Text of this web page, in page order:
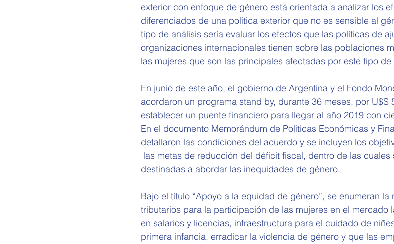
exterior con enfoque de género está orientada a analizar los
diferenciados de una política exterior que no es sensible al
tipo de análisis sería evaluar los efectos que las políticas de
organizaciones internacionales tienen sobre las poblaciones
las mujeres que son las principales afectadas por este tipo de
En junio de este año, el gobierno de Argentina y el Fondo
acordaron un programa stand by, durante 36 meses, por U$S
establecer un puente financiero para llegar al año 2019 con
En el documento Memorándum de Políticas Económicas y
detallaron las condiciones del acuerdo y se incluyen los
las metas de reducción del déficit fiscal, dentro de las cuales
destinadas a abordar las inequidades de género.
Bajo el título “Apoyo a la equidad de género”, se enumeran
tributarios para la participación de las mujeres en el mercado
en salarios y licencias, infraestructura para el cuidado de
primera infancia, erradicar la violencia de género y que las